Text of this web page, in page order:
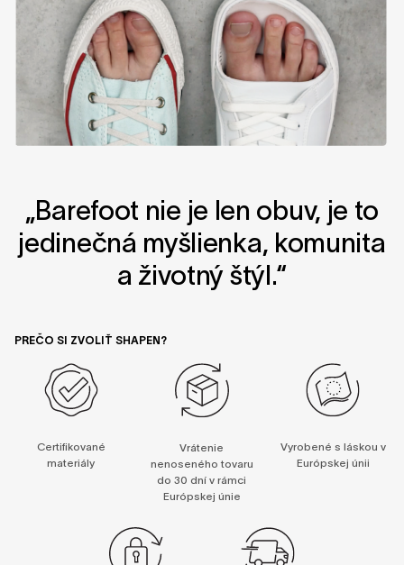
„Barefoot nie je len obuv, je to
jedinečná myšlienka, komunita
a životný štýl.“
PREČO SI ZVOLIŤ SHAPEN?
Certifikované
materiály
Vrátenie
nenoseného tovaru
do 30 dní v rámci
Európskej únie
Vyrobené s láskou v
Európskej únii